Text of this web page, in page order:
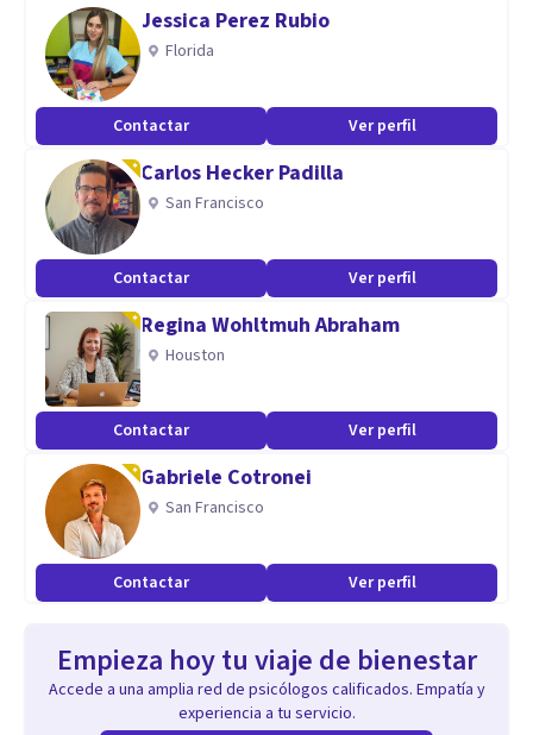
Jessica Perez Rubio
Florida
Contactar Ver perfil
Carlos Hecker Padilla
San Francisco
Contactar Ver perfil
Regina Wohltmuh Abraham
Houston
Contactar Ver perfil
Gabriele Cotronei
San Francisco
Contactar Ver perfil
Empieza hoy tu viaje de bienestar
Accede a una amplia red de psicólogos calificados. Empatía y
experiencia a tu servicio.